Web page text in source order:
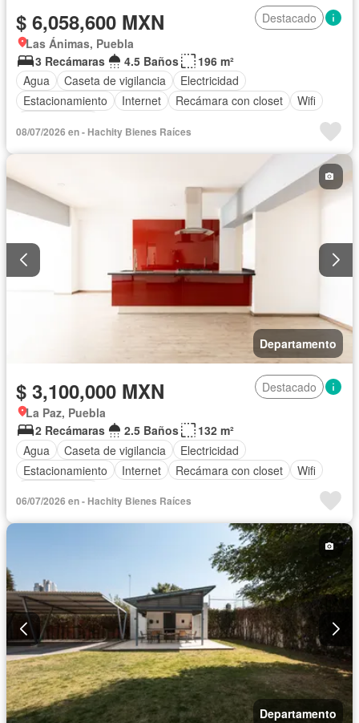
$ 6,058,600 MXN
Destacado
Las Ánimas, Puebla
3 Recámaras
4.5 Baños
196 m²
Agua
Caseta de vigilancia
Electricidad
Estacionamiento
Internet Recámara con closet
Wifi
08/07/2026 en - Hachity Bienes Raíces
Departamento
$ 3,100,000 MXN
Destacado
La Paz, Puebla
2 Recámaras
2.5 Baños
132 m²
Agua
Caseta de vigilancia
Electricidad
Estacionamiento
Internet Recámara con closet
Wifi
06/07/2026 en - Hachity Bienes Raíces
Departamento